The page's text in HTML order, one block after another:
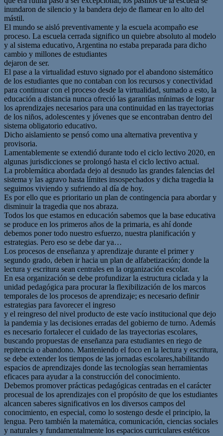
inundaron de silencio y la bandera dejo de flamear en lo alto del
mástil.
El mundo se aisló preventivamente y la escuela acompaño ese
proceso. La escuela cerrada significo un quiebre absoluto al modelo
y al sistema educativo, Argentina no estaba preparada para dicho
cambio y millones de estudiantes
dejaron de ser.
El pase a la virtualidad estuvo signado por el abandono sistemático
de los estudiantes que no contaban con los recursos y conectividad
para continuar con el proceso desde la virtualidad, sumado a esto, la
educación a distancia nunca ofreció las garantías mínimas de lograr
los aprendizajes necesarios para una continuidad en las trayectorias
de los niños, adolescentes y jóvenes que se encontraban dentro del
sistema obligatorio educativo.
Dicho aislamiento se pensó como una alternativa preventiva y
provisoria.
Lamentablemente se extendió durante todo el ciclo lectivo 2020, en
algunas jurisdicciones se prolongó hasta el ciclo lectivo actual.
La problemática abordada dejo al desnudo las grandes falencias del
sistema y las agravo hasta límites insospechados y dicha tragedia la
seguimos viviendo y sufriendo al día de hoy.
Es por ello que es prioritario un plan de contingencia para abordar y
disminuir la tragedia que nos abraza.
Todos los que estamos en educación sabemos que la base educativa
se produce en los primeros años de la primaria, es ahí donde
debemos poner todo nuestro esfuerzo, nuestra planificación y
estrategias. Pero eso se debe dar ya…
Los procesos de enseñanza y aprendizaje durante el primer y
segundo grado, deben ir hacia un plan de alfabetización; donde la
lectura y escritura sean centrales en la organización escolar.
En esa organización se debe profundizar la estructura ciclada y la
unidad pedagógica para procurar la flexibilización de los marcos
temporales de los procesos de aprendizaje; es necesario definir
estrategias para favorecer el ingreso
y el reingreso del nivel producto de este vacío institucional que dejo
la pandemia y las decisiones erradas del gobierno de turno. Además
es necesario fortalecer el cuidado de las trayectorias escolares,
buscando propuestas de enseñanza para estudiantes en riego de
repitencia o abandono. Manteniendo el foco en la lectura y escritura,
se debe extender los tiempos de las jornadas escolares,habilitando
espacios de aprendizajes donde las tecnologías sean herramientas
eficaces para ayudar a la construcción del conocimiento.
Debemos promover prácticas pedagógicas centradas en el carácter
procesual de los aprendizajes con el propósito de que los estudiantes
alcancen saberes significativos en los diversos campos del
conocimiento, en especial, como lo sostengo desde el principio, la
lengua. Pero también la matemática, comunicación, ciencias sociales
y naturales y fundamentalmente los espacios curriculares estéticos